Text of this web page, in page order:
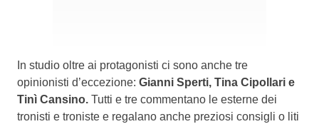
In studio oltre ai protagonisti ci sono anche tre
opinionisti d’eccezione: Gianni Sperti, Tina Cipollari e
Tinì Cansino. Tutti e tre commentano le esterne dei
tronisti e troniste e regalano anche preziosi consigli o liti